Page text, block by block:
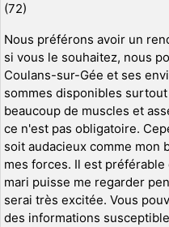
(72)
Nous préférons avoir un
si vous le souhaitez, nous
Coulans-sur-Gée et ses
sommes disponibles
beaucoup de muscles et
ce n'est pas obligatoire.
soit audacieux comme mon
mes forces. Il est
mari puisse me regarder
serai très excitée. Vous
des informations